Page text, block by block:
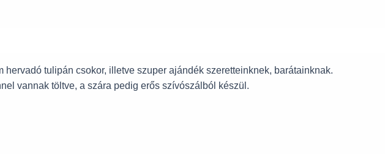
tulipán csokor, illetve szuper ajándék szeretteinknek, barátainknak.
vannak töltve, a szára pedig erős szívószálból készül.